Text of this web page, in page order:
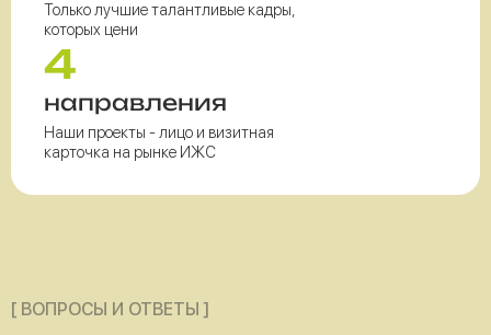
Только лучшие талантливые кадры,
которых цени
4
направления
Наши проекты - лицо и визитная
карточка на рынке ИЖС
[ ВОПРОСЫ И ОТВЕТЫ ]